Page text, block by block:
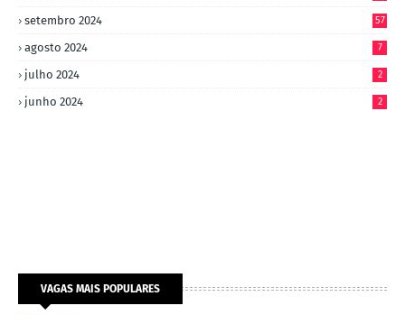
setembro 2024 57
agosto 2024 7
julho 2024 2
junho 2024 2
VAGAS MAIS POPULARES